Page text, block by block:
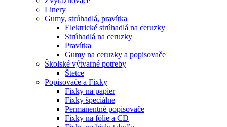
Linery
Gumy, strúhadlá, pravítka
Elektrické strúhadlá na ceruzky
Strúhadlá na ceruzky
Pravítka
Gumy na ceruzky a popisovače
Školské výtvarné potreby
Štetce
Popisovače a Fixky
Fixky na papier
Fixky špeciálne
Permanentné popisovače
Fixky na fólie a CD